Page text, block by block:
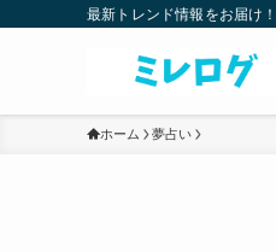
最新トレンド情報をお届け！
ホーム 夢占い